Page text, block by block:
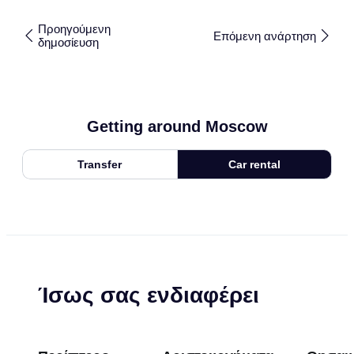
Προηγούμενη
δημοσίευση
Επόμενη ανάρτηση
Getting around Moscow
Transfer Car rental
Ίσως σας ενδιαφέρει